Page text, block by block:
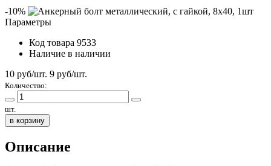
-10%
Параметры
Код товара 9533
Наличие в наличии
10 руб/шт. 9 руб/шт.
Количество:
шт.
в корзину
Описание